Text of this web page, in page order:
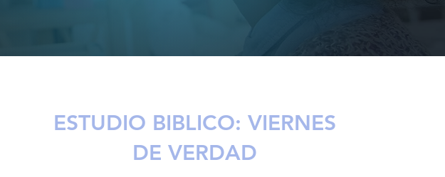
ESTUDIO BIBLICO: VIERNES
DE VERDAD